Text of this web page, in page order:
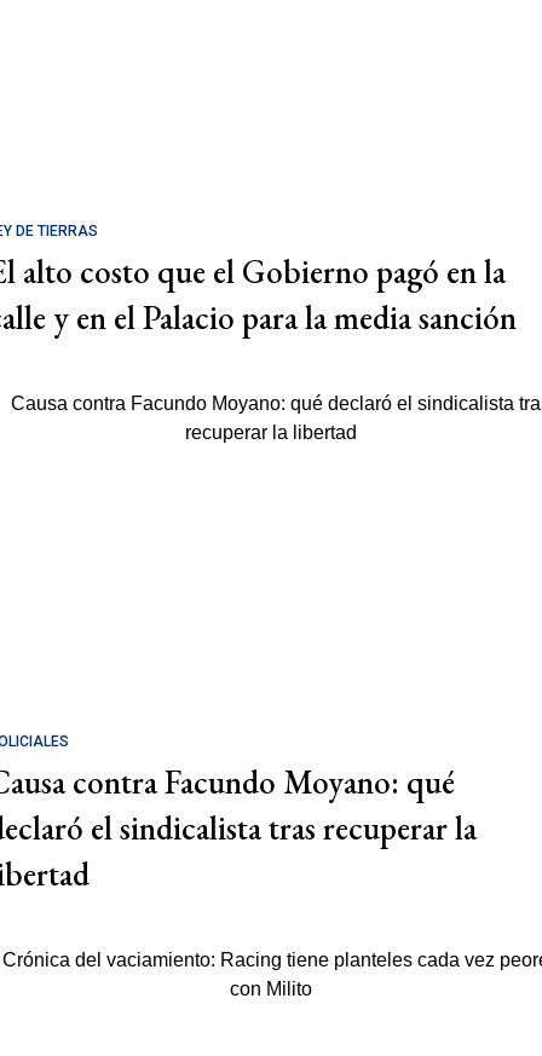
DE TIERRAS
alto costo que el Gobierno pagó en la
y en el Palacio para la media sanción
contra Facundo Moyano: qué
el sindicalista tras recuperar la